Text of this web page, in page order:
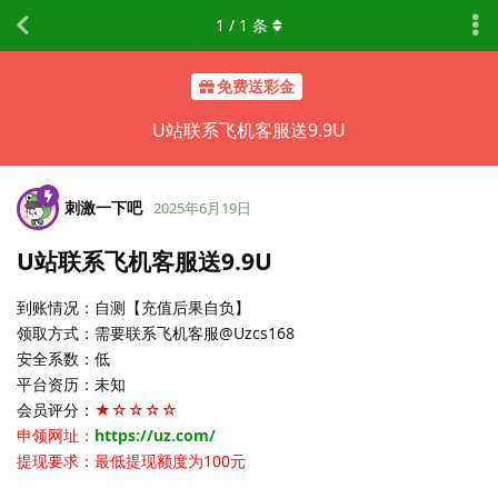
免费送彩金
U站联系飞机客服送9.9U
1 / 1 条
刺激一下吧 2025年6月19日
U站联系飞机客服送9.9U
到账情况：自测【充值后果自负】
领取方式：需要联系飞机客服@Uzcs168
安全系数：低
平台资历：未知
会员评分： ★☆☆☆☆
申领网址： https://uz.com/
提现要求：最低提现额度为100元